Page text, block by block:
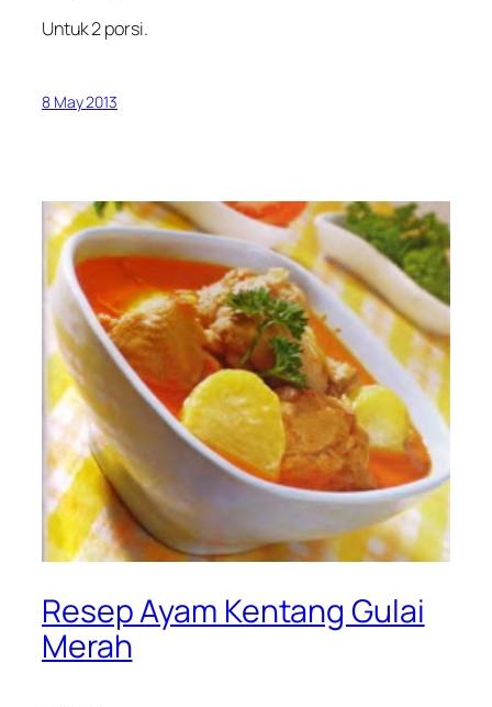
Untuk 2 porsi.
8 May 2013
Resep Ayam Kentang Gulai
Merah